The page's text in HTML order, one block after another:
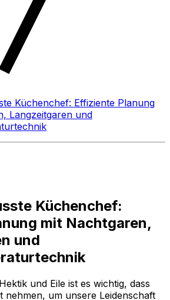
Küchenchef: Effiziente Planung
Langzeitgaren und
Küchenchef:
mit Nachtgaren,
und
und Eile ist es wichtig, dass
nehmen, um unsere Leidenschaft